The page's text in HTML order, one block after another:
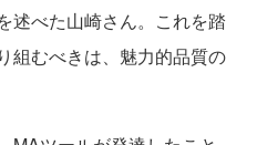
述べた山崎さん。これを踏
組むべきは、魅力的品質の